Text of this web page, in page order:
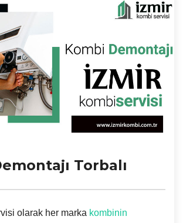
Torbalı
olarak her marka kombinin